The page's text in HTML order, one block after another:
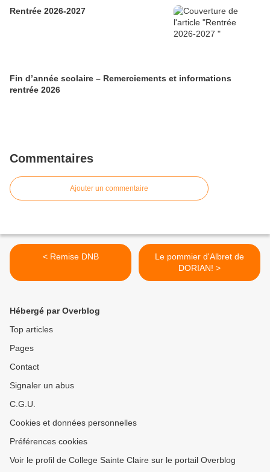
Rentrée 2026-2027
Fin d’année scolaire – Remerciements et informations
rentrée 2026
Commentaires
Ajouter un commentaire
< Remise DNB
Le pommier d'Albret de
DORIAN! >
Hébergé par Overblog
Top articles
Pages
Contact
Signaler un abus
C.G.U.
Cookies et données personnelles
Préférences cookies
Voir le profil de College Sainte Claire sur le portail Overblog